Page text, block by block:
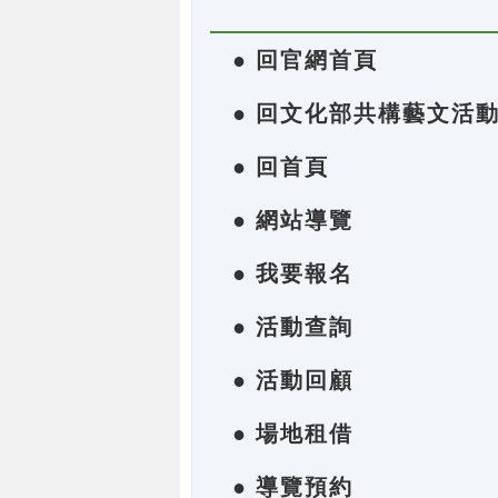
● 回官網首頁
● 回文化部共構藝文活
● 回首頁
● 網站導覽
● 我要報名
● 活動查詢
● 活動回顧
● 場地租借
● 導覽預約